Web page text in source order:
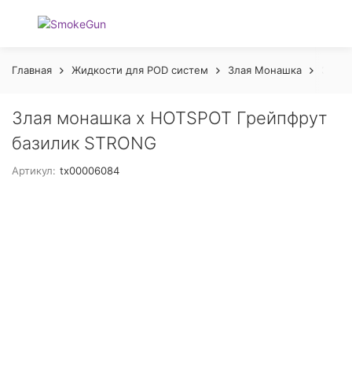
Главная Жидкости для POD систем Злая Монашка
Злая монашка х HOTSPOT Грейпфрут
базилик STRONG
Артикул: tx00006084